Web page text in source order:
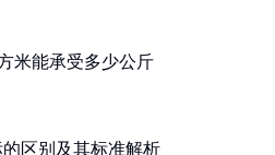
米能承受多少公斤
区别及其标准解析